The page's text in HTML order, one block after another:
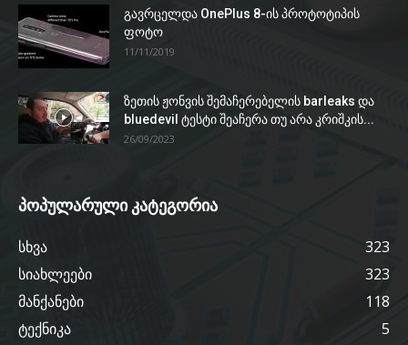
გავრცელდა OnePlus 8-ის პროტოტიპის
ფოტო
11/11/2019
ზეთის ჟონვის შემაჩერებელის barleaks და
bluedevil ტესტი შეაჩერა თუ არა კრიშკის...
26/09/2023
პოპულარული კატეგორია
სხვა
323
სიახლეები
323
მანქანები
118
ტექნიკა
5